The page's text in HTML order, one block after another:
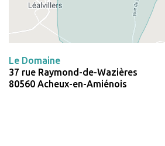
Le Domaine
37 rue Raymond-de-Wazières
80560 Acheux-en-Amiénois